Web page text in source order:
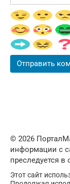
© 2026
информации с
преследуется
Этот сайт